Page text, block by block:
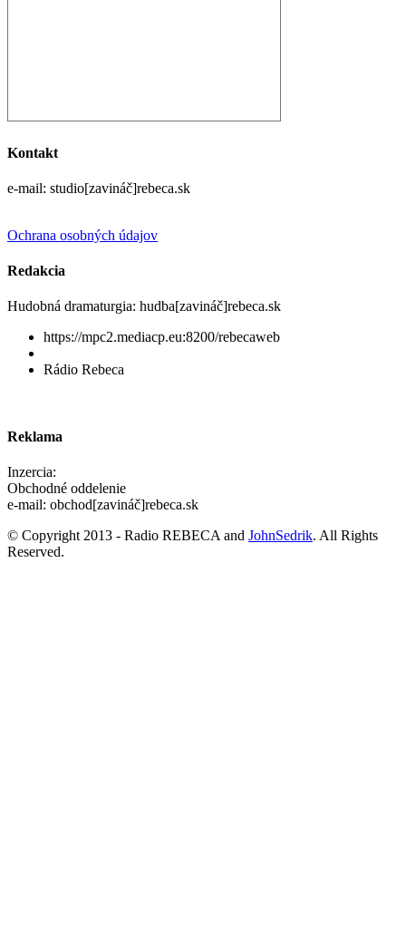
Kontakt
e-mail: studio[zavináč]rebeca.sk
Ochrana osobných údajov
Redakcia
Hudobná dramaturgia: hudba[zavináč]rebeca.sk
https://mpc2.mediacp.eu:8200/rebecaweb
Rádio Rebeca
Reklama
Inzercia:
Obchodné oddelenie
e-mail: obchod[zavináč]rebeca.sk
© Copyright 2013 - Radio REBECA and JohnSedrik. All Rights
Reserved.